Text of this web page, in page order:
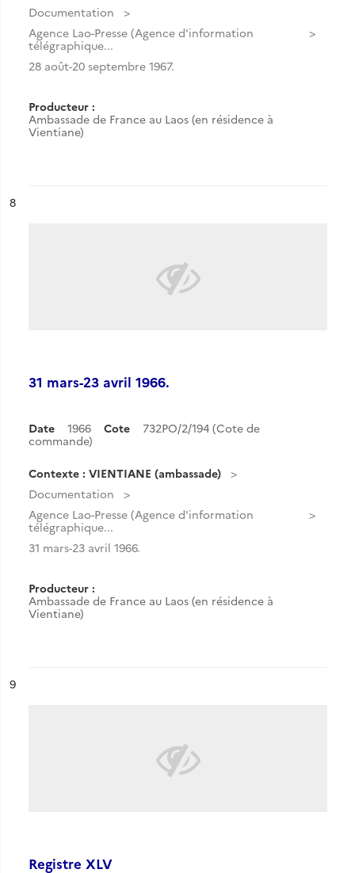
Documentation
Agence Lao-Presse (Agence d'information
télégraphique...
28 août-20 septembre 1967.
Producteur :
Ambassade de France au Laos (en résidence à
Vientiane)
n°
8
31 mars-23 avril 1966.
Date 1966 Cote
732PO/2/194 (Cote de
commande)
Contexte : VIENTIANE (ambassade)
Documentation
Agence Lao-Presse (Agence d'information
télégraphique...
31 mars-23 avril 1966.
Producteur :
Ambassade de France au Laos (en résidence à
Vientiane)
n°
9
Registre XLV